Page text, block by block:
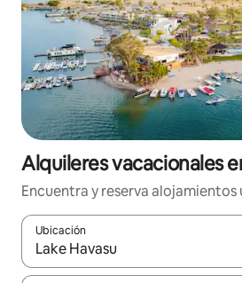
Alquileres vacacionales
Encuentra y reserva alojamientos
Ubicación
Cuando los resultados estén